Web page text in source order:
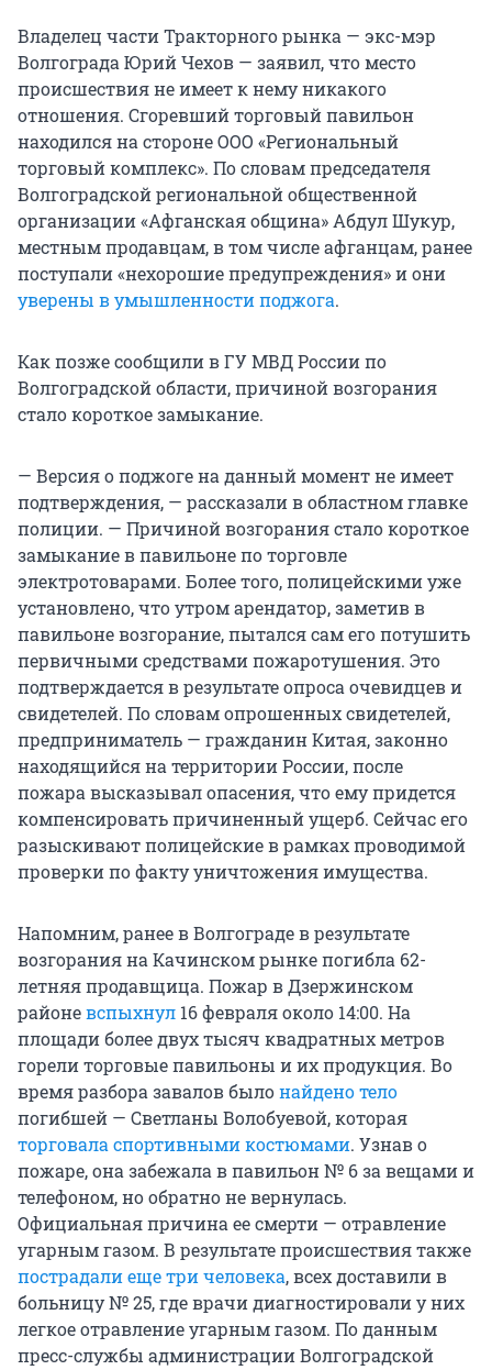
Владелец части Тракторного рынка — экс-мэр
Волгограда Юрий Чехов — заявил, что место
происшествия не имеет к нему никакого
отношения. Сгоревший торговый павильон
находился на стороне ООО «Региональный
торговый комплекс». По словам председателя
Волгоградской региональной общественной
организации «Афганская община» Абдул Шукур,
местным продавцам, в том числе афганцам, ранее
поступали «нехорошие предупреждения» и они
уверены в умышленности поджога.
Как позже сообщили в ГУ МВД России по
Волгоградской области, причиной возгорания
стало короткое замыкание.
— Версия о поджоге на данный момент не имеет
подтверждения, — рассказали в областном главке
полиции. — Причиной возгорания стало короткое
замыкание в павильоне по торговле
электротоварами. Более того, полицейскими уже
установлено, что утром арендатор, заметив в
павильоне возгорание, пытался сам его потушить
первичными средствами пожаротушения. Это
подтверждается в результате опроса очевидцев и
свидетелей. По словам опрошенных свидетелей,
предприниматель — гражданин Китая, законно
находящийся на территории России, после
пожара высказывал опасения, что ему придется
компенсировать причиненный ущерб. Сейчас его
разыскивают полицейские в рамках проводимой
проверки по факту уничтожения имущества.
Напомним, ранее в Волгограде в результате
возгорания на Качинском рынке погибла 62-
летняя продавщица. Пожар в Дзержинском
районевспыхнул 16 февраля около 14:00. На
площади более двух тысяч квадратных метров
горели торговые павильоны и их продукция. Во
время разбора завалов былонайдено тело
погибшей — Светланы Волобуевой, которая
торговала спортивными костюмами. Узнав о
пожаре, она забежала в павильон № 6 за вещами и
телефоном, но обратно не вернулась.
Официальная причина ее смерти — отравление
угарным газом. В результате происшествия также
пострадали еще три человека, всех доставили в
больницу № 25, где врачи диагностировали у них
легкое отравление угарным газом. По данным
пресс-службы администрации Волгоградской